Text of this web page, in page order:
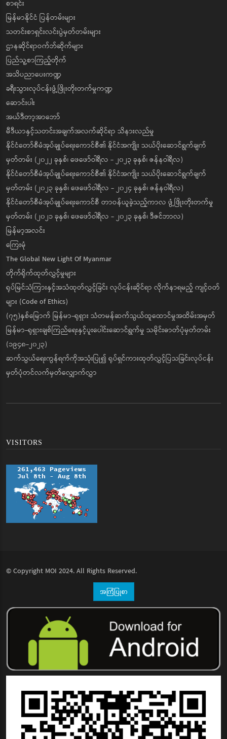
စာရင်း
မြန်မာနိုင်ငံ ပြန်တမ်းများ
သတင်းစာရှင်းလင်းပွဲမှတ်တမ်းများ
ဌာနဆိုင်ရာဝက်ဘ်ဆိုက်များ
ပြည်သူ့စာကြည့်တိုက်
အသိပညာပေးကဏ္ဍ
ခရီးသွားလုပ်ငန်းဖွံ့ဖြိုးတိုးတက်မှုကဏ္ဍ
ဆောင်းပါး
အယ်ဒီတာ့အာဘော်
မီဒီယာနှင့်သတင်းအချက်အလက်ဆိုင်ရာ သိနားလည်မှု
နိုင်ငံတော်စီမံအုပ်ချုပ်ရေးကောင်စီ၏ နိုင်ငံအကျိုး သယ်ပိုးဆောင်ရွက်ချက်
မှတ်တမ်း (၂၀၂၂ ခုနှစ်၊ ဖေဖော်ဝါရီလ - ၂၀၂၃ ခုနှစ်၊ ဇန်နဝါရီလ)
နိုင်ငံတော်စီမံအုပ်ချုပ်ရေးကောင်စီ၏ နိုင်ငံအကျိုး သယ်ပိုးဆောင်ရွက်ချက်
မှတ်တမ်း (၂၀၂၃ ခုနှစ်၊ ဖေဖော်ဝါရီလ - ၂၀၂၄ ခုနှစ်၊ ဇန်နဝါရီလ)
နိုင်ငံတော်စီမံအုပ်ချုပ်ရေးကောင်စီ တာဝန်ယူခဲ့သည့်ကာလ ဖွံ့ဖြိုးတိုးတက်မှု
မှတ်တမ်း (၂၀၂၁ ခုနှစ်၊ ဖေဖော်ဝါရီလ - ၂၀၂၃ ခုနှစ်၊ ဒီဇင်ဘာလ)
မြန်မာ့အလင်း
ကြေးမုံ
The Global New Light Of Myanmar
တိုက်ရိုက်ထုတ်လွှင့်မှုများ
ရုပ်မြင်သံကြားနှင့်အသံထုတ်လွှင့်ခြင်း လုပ်ငန်းဆိုင်ရာ လိုက်နာရမည့် ကျင့်ဝတ်
များ (Code of Ethics)
(၇၅)နှစ်မြောက် မြန်မာ-ရုရှား သံတမန်ဆက်သွယ်ထူထောင်မှုအထိမ်းအမှတ်
မြန်မာ-ရုရှားချစ်ကြည်ရေးနှင့်ပူးပေါင်းဆောင်ရွက်မှု သမိုင်းဓာတ်ပုံမှတ်တမ်း
(၁၉၄၈-၂၀၂၃)
ဆက်သွယ်ရေးကွန်ရက်ကိုအသုံးပြု၍ ရုပ်ရှင်ကားထုတ်လွှင့်ပြသခြင်းလုပ်ငန်း
မှတ်ပုံတင်လက်မှတ်လျှောက်လွှာ
VISITORS
© Copyright MOI 2024. All Rights Reserved.
အကြံပြုစာ